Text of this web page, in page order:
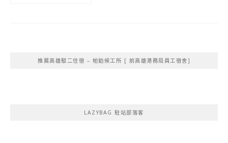
推薦高雄駁二住宿 – 帕鉑候工所 [ 前高雄港務局員工宿舍]
LAZYBAG 駐站部落客